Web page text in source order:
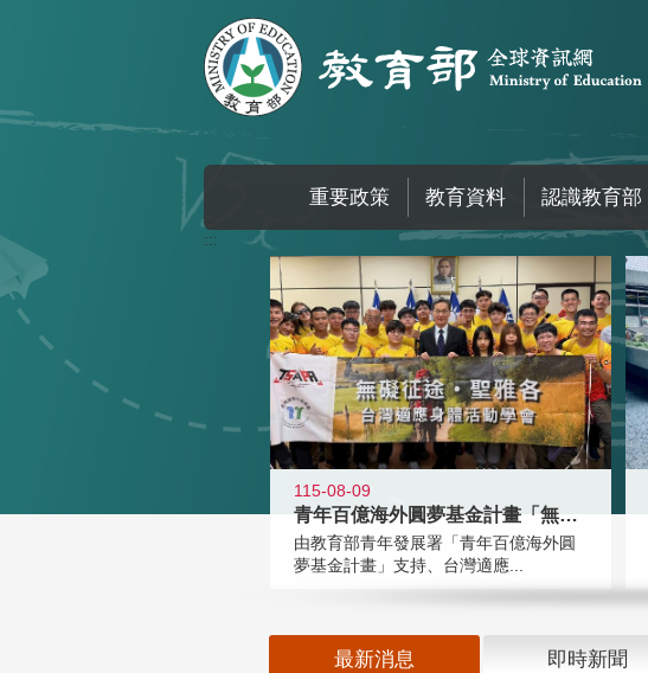
重要政策 教育資料 認識教育部
:::
115-08-09
青年百億海外圓夢基金計畫「無礙征途
由教育部青年發展署「青年百億海外圓
夢基金計畫」支持、台灣適應...
最新消息 即時新聞